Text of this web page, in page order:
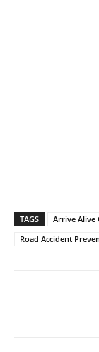
TAGS Arrive Alive
Road Accident